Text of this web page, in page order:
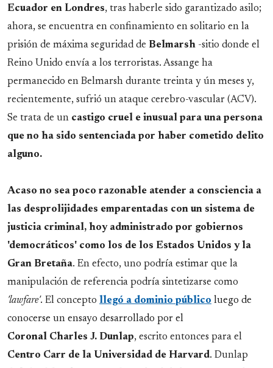
Ecuador en Londres, tras haberle sido garantizado asilo;
ahora, se encuentra en confinamiento en solitario en la
prisión de máxima seguridad de Belmarsh -sitio donde el
Reino Unido envía a los terroristas. Assange ha
permanecido en Belmarsh durante treinta y ún meses y,
recientemente, sufrió un ataque cerebro-vascular (ACV).
Se trata de un castigo cruel e inusual para una persona
que no ha sido sentenciada por haber cometido delito
alguno.
Acaso no sea poco razonable atender a consciencia a
las desprolijidades emparentadas con un sistema de
justicia criminal, hoy administrado por gobiernos
'democráticos' como los de los Estados Unidos y la
Gran Bretaña. En efecto, uno podría estimar que la
manipulación de referencia podría sintetizarse como
'lawfare'. El concepto llegó a dominio público luego de
conocerse un ensayo desarrollado por el
Coronal Charles J. Dunlap, escrito entonces para el
Centro Carr de la Universidad de Harvard. Dunlap